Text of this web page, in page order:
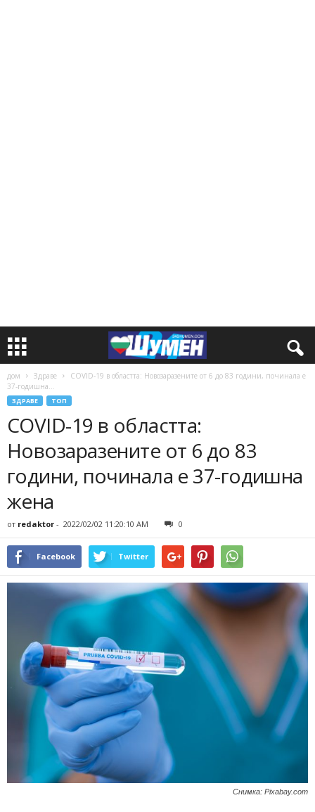
дом Здраве
COVID-19 в областта: Новозаразените от 6 до 83 години, починала е
37-годишна...
ЗДРАВЕ ТОП
COVID-19 в областта:
Новозаразените от 6 до 83
години, починала е 37-годишна
жена
от redaktor - 2022/02/02 11:20:10 AM 0
Facebook Twitter
Снимка: Pixabay.com